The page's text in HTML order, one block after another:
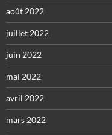
août 2022
juillet 2022
juin 2022
mai 2022
avril 2022
mars 2022